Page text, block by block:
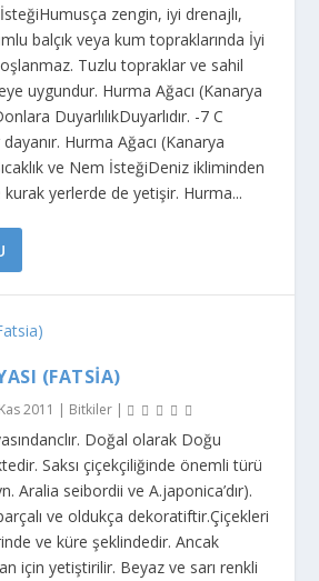
zengin, iyi drenajlı,
balçık veya kum topraklarında İyi
Tuzlu topraklar ve sahil
uygundur. Hurma Ağacı (Kanarya
DuyarlılıkDuyarlıdır. -7 C
dayanır. Hurma Ağacı (Kanarya
ve Nem İsteğiDeniz ikliminden
kurak yerlerde de yetişir. Hurma...
(FATSIA)
2011 | Bitkiler |
Doğal olarak Doğu
Saksı çiçekçiliğinde önemli türü
Aralia seibordii ve A.japonica’dır).
ve oldukça dekoratiftir.Çiçekleri
ve küre şeklindedir. Ancak
için yetiştirilir. Beyaz ve sarı renkli